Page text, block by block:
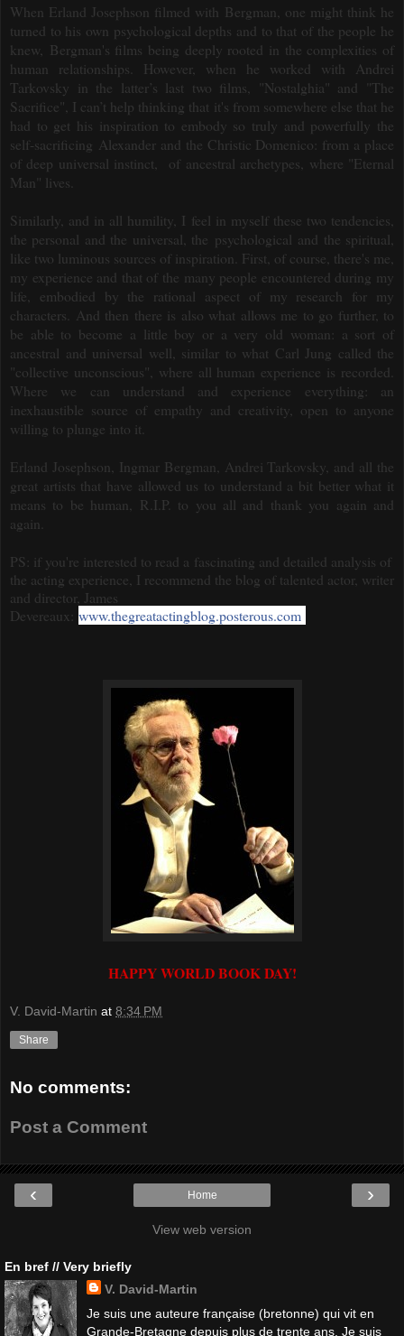
When Erland Josephson filmed with Bergman, one might think he
turned to his own psychological depths and to that of the people he
knew,
Bergman's films being deeply rooted in the complexities of
human relationships. However, when he worked with Andrei
Tarkovsky in the latter’s last two films, "Nostalghia" and "The
Sacrifice", I can’t help thinking that it's from somewhere else that he
had to get his inspiration to embody so truly and powerfully the
self-sacrificing Alexander and the Christic Domenico: from a place
of deep universal instinct, of ancestral archetypes, where "Eternal
Man" lives.
Similarly, and in all humility, I feel in myself these two tendencies,
the personal and the universal, the psychological and the spiritual,
like two luminous sources of inspiration. First, of course, there's me,
my experience and that of the many people encountered during my
life, embodied by the rational aspect of my research for my
characters.
And then there is also what allows me to go further, to
be able to become a little boy or a very old woman: a sort of
ancestral and universal well, similar to what Carl Jung called the
"collective unconscious", where all human experience is recorded.
Where we can understand and experience everything: an
inexhaustible source of empathy and creativity, open to anyone
willing to plunge into it.
Erland Josephson, Ingmar Bergman, Andrei Tarkovsky, and all the
great artists that have allowed us to understand a bit better what it
means to be human, R.I.P. to you all and thank you again and
again.
PS: if you're interested to read a fascinating and detailed analysis of
the acting experience, I recommend the blog of talented actor, writer
and director, James
Devereaux: www.thegreatactingblog.posterous.com
HAPPY WORLD BOOK DAY!
V. David-Martin at 8:34 PM
Share
No comments:
Post a Comment
‹ ›
Home
View web version
En bref // Very briefly
V. David-Martin
Je suis une auteure française (bretonne) qui vit en
Grande-Bretagne depuis plus de trente ans. Je suis